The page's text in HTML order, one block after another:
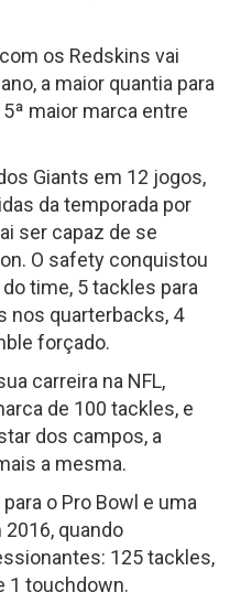
os Redskins vai
a maior quantia para
maior marca entre
Giants em 12 jogos,
da temporada por
ser capaz de se
O safety conquistou
time, 5 tackles para
nos quarterbacks, 4
forçado.
carreira na NFL,
de 100 tackles, e
dos campos, a
a mesma.
o Pro Bowl e uma
quando
125 tackles,
1 touchdown.